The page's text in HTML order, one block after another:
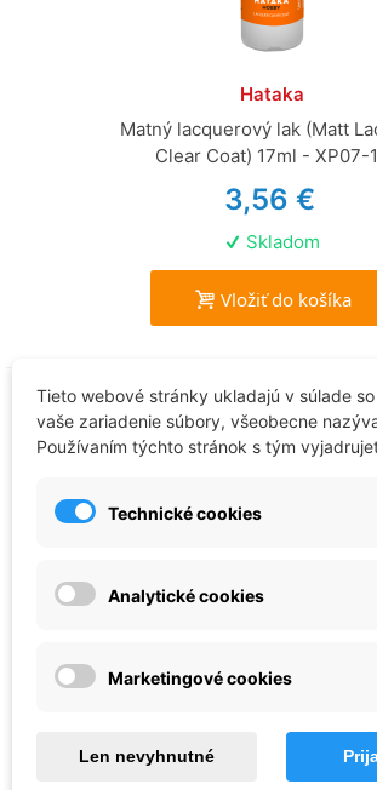
Hataka
Matný lacquerový lak (Matt
Clear Coat) 17ml - XP07-
3,56 €
Skladom
Vložiť do košíka
Clear Coat) 60ml - XP09
10,89 €
Tieto webové stránky ukladajú v súlade
vaše zariadenie súbory, všeobecne
Používaním týchto stránok s tým
Technické cookies
Analytické cookies
Marketingové cookies
Len nevyhnutné